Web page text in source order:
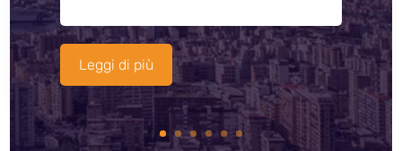
Leggi di più